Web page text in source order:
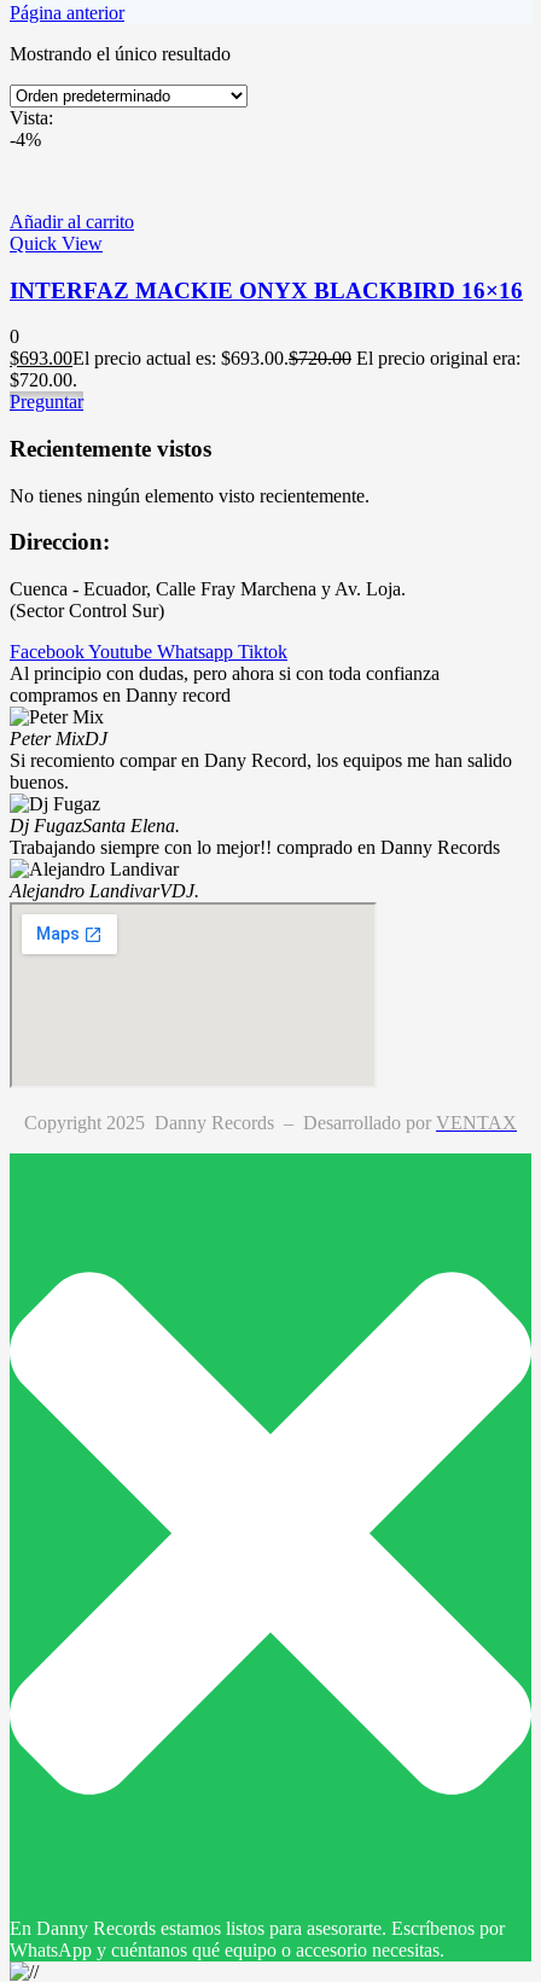
Página anterior
Mostrando el único resultado
Vista:
-4%
Añadir al carrito
Quick View
INTERFAZ MACKIE ONYX BLACKBIRD 16×16
0
$693.00El precio actual es: $693.00.$720.00 El precio original era:
$720.00.
Preguntar
Recientemente vistos
No tienes ningún elemento visto recientemente.
Direccion:
Cuenca - Ecuador, Calle Fray Marchena y Av. Loja.
(Sector Control Sur)
FacebookYoutube Whatsapp Tiktok
Al principio con dudas, pero ahora si con toda confianza
compramos en Danny record
Peter MixDJ
Si recomiento compar en Dany Record, los equipos me han salido
buenos.
Dj FugazSanta Elena.
Trabajando siempre con lo mejor!! comprado en Danny Records
Alejandro LandivarVDJ.
Copyright 2025 Danny Records – Desarrollado por VENTAX
En Danny Records estamos listos para asesorarte. Escríbenos por
WhatsApp y cuéntanos qué equipo o accesorio necesitas.